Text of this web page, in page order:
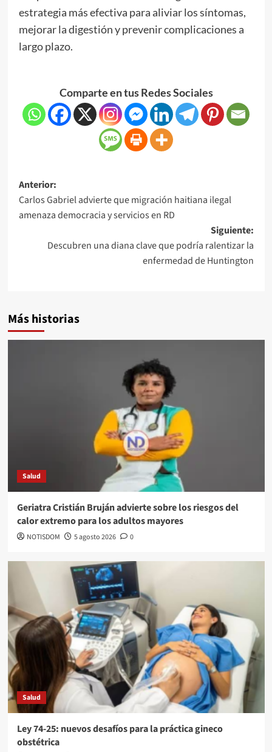
estrategia más efectiva para aliviar los síntomas,
mejorar la digestión y prevenir complicaciones a
largo plazo.
Comparte en tus Redes Sociales
Anterior:
Carlos Gabriel advierte que migración haitiana ilegal
amenaza democracia y servicios en RD
Siguiente:
Descubren una diana clave que podría ralentizar la
enfermedad de Huntington
Más historias
Salud
Geriatra Cristián Bruján advierte sobre los riesgos del
calor extremo para los adultos mayores
NOTISDOM 5 agosto 2026 0
Salud
Ley 74-25: nuevos desafíos para la práctica gineco
obstétrica